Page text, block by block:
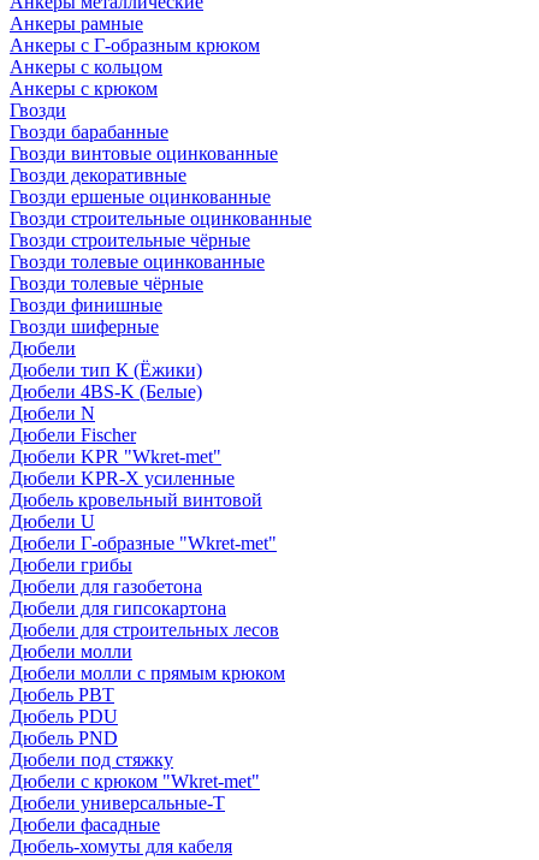
Анкеры рамные
Анкеры с Г-образным крюком
Анкеры с кольцом
Анкеры с крюком
Гвозди
Гвозди барабанные
Гвозди винтовые оцинкованные
Гвозди декоративные
Гвозди ершеные оцинкованные
Гвозди строительные оцинкованные
Гвозди строительные чёрные
Гвозди толевые оцинкованные
Гвозди толевые чёрные
Гвозди финишные
Гвозди шиферные
Дюбели
Дюбели тип К (Ёжики)
Дюбели 4BS-K (Белые)
Дюбели N
Дюбели Fischer
Дюбели KPR "Wkret-met"
Дюбели KPR-Х усиленные
Дюбель кровельный винтовой
Дюбели U
Дюбели Г-образные "Wkret-met"
Дюбели грибы
Дюбели для газобетона
Дюбели для гипсокартона
Дюбели для строительных лесов
Дюбели молли
Дюбели молли с прямым крюком
Дюбель PBT
Дюбель PDU
Дюбель PND
Дюбели под стяжку
Дюбели с крюком "Wkret-met"
Дюбели универсальные-Т
Дюбели фасадные
Дюбель-хомуты для кабеля